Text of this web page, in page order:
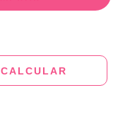
CALCULAR